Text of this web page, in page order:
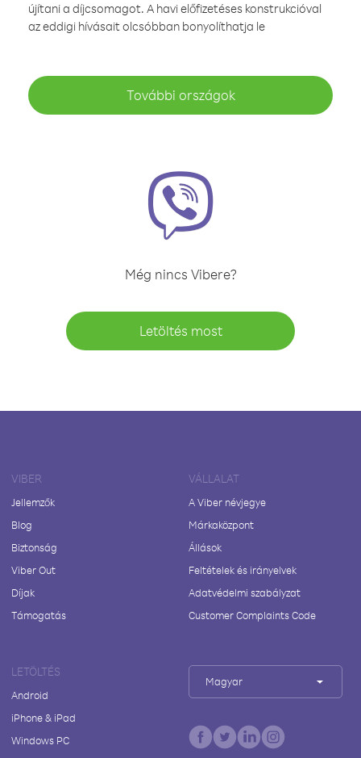
újítani a díjcsomagot. A havi előfizetéses konstrukcióval
az eddigi hívásait olcsóbban bonyolíthatja le
További országok
Még nincs Vibere?
Letöltés most
VIBER
Jellemzők
Blog
Biztonság
Viber Out
Díjak
Támogatás
VÁLLALAT
A Viber névjegye
Márkaközpont
Állások
Feltételek és irányelvek
Adatvédelmi szabályzat
Customer Complaints Code
LETÖLTÉS
Android
iPhone & iPad
Windows PC
Magyar